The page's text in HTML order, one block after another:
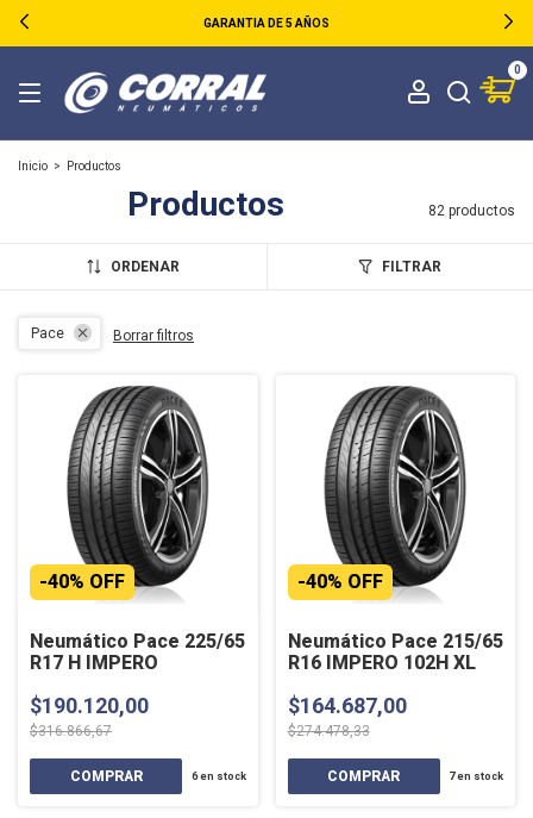
GARANTIA DE 5 AÑOS
0
Inicio > Productos
Productos 82 productos
ORDENAR FILTRAR
Pace Borrar filtros
Neumático Pace 225/65
R17 H IMPERO
-40% OFF
$190.120,00
$316.866,67
6en stock
Neumático Pace 215/65
R16 IMPERO 102H XL
-40% OFF
$164.687,00
$274.478,33
7en stock